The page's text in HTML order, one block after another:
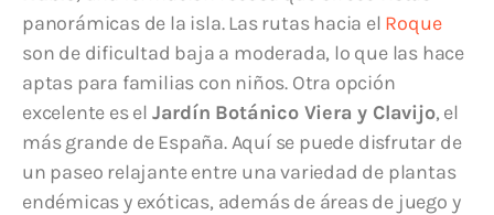
panorámicas de la isla. Las rutas hacia el Roque
son de dificultad baja a moderada, lo que las hace
aptas para familias con niños. Otra opción
excelente es el Jardín Botánico Viera y Clavijo, el
más grande de España. Aquí se puede disfrutar de
un paseo relajante entre una variedad de plantas
endémicas y exóticas, además de áreas de juego y